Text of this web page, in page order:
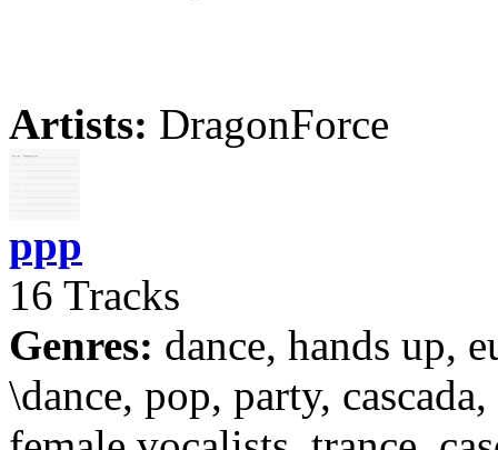
Artists: DragonForce
ppp
16 Tracks
Genres: dance, hands up,
\dance, pop, party,